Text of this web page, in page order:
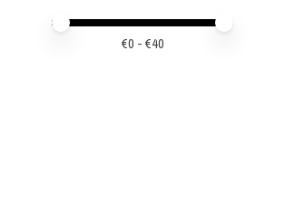
Minimale prijswaarde
Price maximum value
€0 - €40